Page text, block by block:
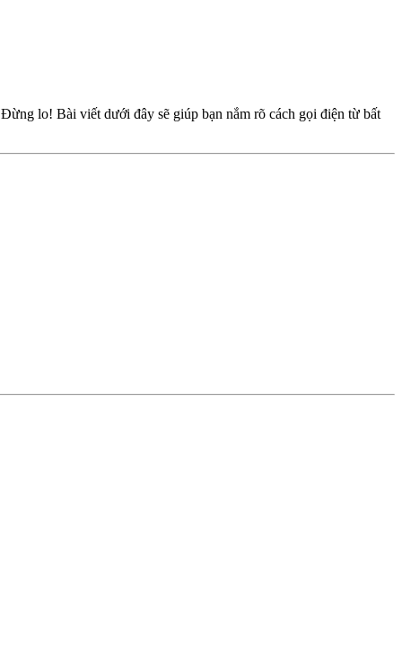
lo! Bài viết dưới đây sẽ giúp bạn nắm rõ cách gọi điện từ bất